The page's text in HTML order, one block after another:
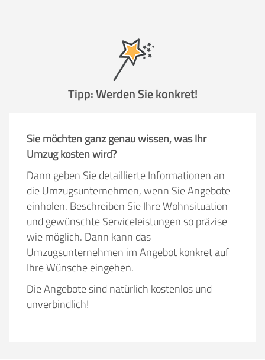
Tipp: Werden Sie konkret!
Sie möchten ganz genau wissen, was Ihr
Umzug kosten wird?
Dann geben Sie detaillierte Informationen an
die Umzugsunternehmen, wenn Sie Angebote
einholen. Beschreiben Sie Ihre Wohnsituation
und gewünschte Serviceleistungen so präzise
wie möglich. Dann kann das
Umzugsunternehmen im Angebot konkret auf
Ihre Wünsche eingehen.
Die Angebote sind natürlich kostenlos und
unverbindlich!